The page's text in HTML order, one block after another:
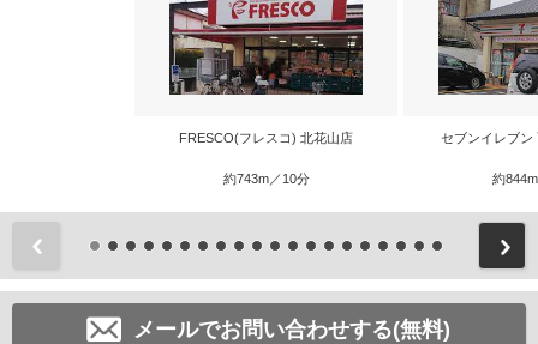
FRESCO(フレスコ) 北花山店
約743m／10分
セブンイレブン
約
メールでお問い合わせする(無料)